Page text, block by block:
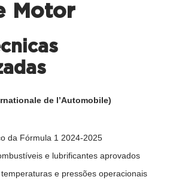
Motor
de l’Automobile)
da Fórmula 1 2024-2025
e lubrificantes aprovados
e pressões operacionais